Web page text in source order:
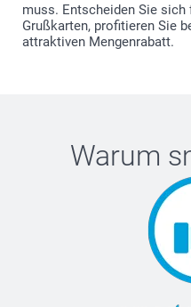
muss. Entscheiden Sie
Grußkarten, profitieren Sie
attraktiven Mengenrabatt.
Warum